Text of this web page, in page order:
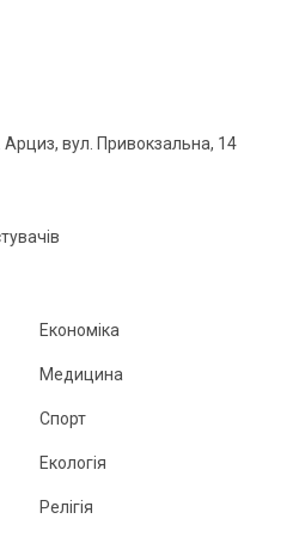
вул. Привокзальна, 14
Економіка
Медицина
Спорт
Екологія
Релігія